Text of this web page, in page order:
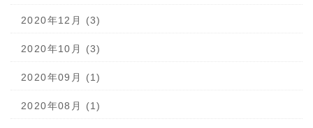
2020年12月 (3)
2020年10月 (3)
2020年09月 (1)
2020年08月 (1)